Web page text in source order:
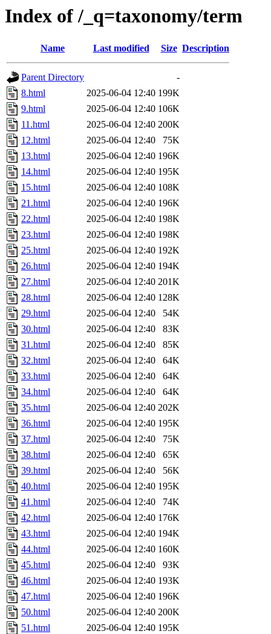
Index of /_q=taxonomy/term
Name Last modified Size Description
Parent Directory
-
8.html
2025-06-04 12:40 199K
9.html
2025-06-04 12:40 106K
11.html
2025-06-04 12:40 200K
12.html
2025-06-04 12:40
75K
13.html
2025-06-04 12:40 196K
14.html
2025-06-04 12:40 195K
15.html
2025-06-04 12:40 108K
21.html
2025-06-04 12:40 196K
22.html
2025-06-04 12:40 198K
23.html
2025-06-04 12:40 198K
25.html
2025-06-04 12:40 192K
26.html
2025-06-04 12:40 194K
27.html
2025-06-04 12:40 201K
28.html
2025-06-04 12:40 128K
29.html
2025-06-04 12:40
54K
30.html
2025-06-04 12:40
83K
31.html
2025-06-04 12:40
85K
32.html
2025-06-04 12:40
64K
33.html
2025-06-04 12:40
64K
34.html
2025-06-04 12:40
64K
35.html
2025-06-04 12:40 202K
36.html
2025-06-04 12:40 195K
37.html
2025-06-04 12:40
75K
38.html
2025-06-04 12:40
65K
39.html
2025-06-04 12:40
56K
40.html
2025-06-04 12:40 195K
41.html
2025-06-04 12:40
74K
42.html
2025-06-04 12:40 176K
43.html
2025-06-04 12:40 194K
44.html
2025-06-04 12:40 160K
45.html
2025-06-04 12:40
93K
46.html
2025-06-04 12:40 193K
47.html
2025-06-04 12:40 196K
50.html
2025-06-04 12:40 200K
51.html
2025-06-04 12:40 195K